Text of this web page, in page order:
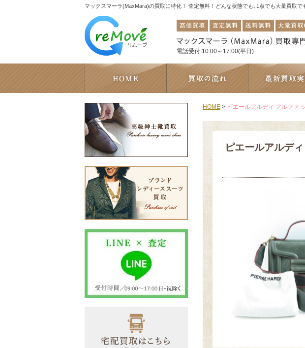
マックスマーラ(MaxMara)の買取に特化！ 査定無料！どんな状態でも､1点でも大量買取で
電話受付 10:00～17:00(平日)
HOME > ピエールアルディ アルファ
ピエールアルデ